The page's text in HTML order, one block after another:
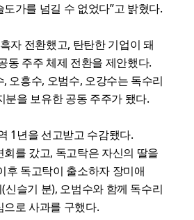
가를 넘길 수 없었다”고 밝혔다.
자 전환했고, 탄탄한 기업이 돼
동 주주 체제 전환을 제안했다.
오흥수, 오범수, 오강수는 독수리
분을 보유한 공동 주주가 됐다.
1년을 선고받고 수감됐다.
를 갔고, 독고탁은 자신의 딸을
후 독고탁이 출소하자 장미애
신슬기 분), 오범수와 함께 독수리
로 사과를 구했다.